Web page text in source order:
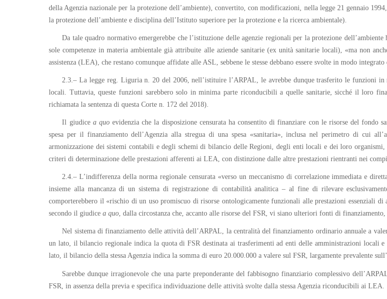
della Agenzia nazionale per la protezione dell’ambiente), convertito, con modificazioni, nella legge 21 gennaio
la protezione dell’ambiente e disciplina dell’Istituto superiore per la protezione e la ricerca ambientale).
Da tale quadro normativo emergerebbe che l’istituzione delle agenzie regionali per la protezione
sole competenze in materia ambientale già attribuite alle aziende sanitarie (ex unità sanitarie locali), «ma non
assistenza (LEA), che restano comunque affidate alle ASL, sebbene le stesse debbano essere svolte in modo
2.3.– La legge reg. Liguria n. 20 del 2006, nell’istituire l’ARPAL, le avrebbe dunque trasferito le funzioni
locali. Tuttavia, queste funzioni sarebbero solo in minima parte riconducibili a quelle sanitarie, sicché il loro
richiamata la sentenza di questa Corte n. 172 del 2018).
Il giudice a quoevidenzia che la disposizione censurata ha consentito di finanziare con le risorse del fondo
spesa per il finanziamento dell’Agenzia alla stregua di una spesa «sanitaria», inclusa nel perimetro di cui
armonizzazione dei sistemi contabili e degli schemi di bilancio delle Regioni, degli enti locali e dei loro
criteri di determinazione delle prestazioni afferenti ai LEA, con distinzione dalle altre prestazioni rientranti nei
2.4.– L’indifferenza della norma regionale censurata «verso un meccanismo di correlazione immediata e
insieme alla mancanza di un sistema di registrazione di contabilità analitica – al fine di rilevare
comporterebbero il «rischio di un uso promiscuo di risorse ontologicamente funzionali alle prestazioni essenziali
secondo il giudice a quo, dalla circostanza che, accanto alle risorse del FSR, vi siano ulteriori fonti di
Nel sistema di finanziamento delle attività dell’ARPAL, la centralità del finanziamento ordinario annuale a
un lato, il bilancio regionale indica la quota di FSR destinata ai trasferimenti ad enti delle amministrazioni locali
lato, il bilancio della stessa Agenzia indica la somma di euro 20.000.000 a valere sul FSR, largamente prevalente
Sarebbe dunque irragionevole che una parte preponderante del fabbisogno finanziario complessivo
FSR, in assenza della previa e specifica individuazione delle attività svolte dalla stessa Agenzia riconducibili ai LEA.